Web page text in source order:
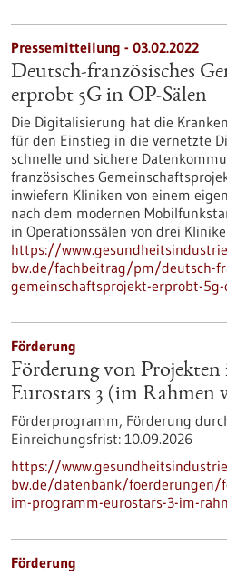
Pressemitteilung - 03.02.2022
Deutsch-französisches
erprobt 5G in OP-Sälen
Die Digitalisierung hat die
für den Einstieg in die vernetzte
schnelle und sichere
französisches
inwiefern Kliniken von einem
nach dem modernen
in Operationssälen von drei
https://
bw.de/fachbeitrag/pm/deutsch-
gemeinschaftsprojekt-erprobt-5g-
Förderung
Förderung von
Eurostars 3 (im Rahmen
Förderprogramm, Förderung
Einreichungsfrist: 10.09.2026
https://
bw.de/datenbank/foerderungen/
im-programm-eurostars-3-im-
Förderung